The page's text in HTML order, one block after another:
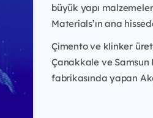
büyük yapı
Materials’ın ana
Çimento ve klinker
Çanakkale ve
fabrikasında yapan